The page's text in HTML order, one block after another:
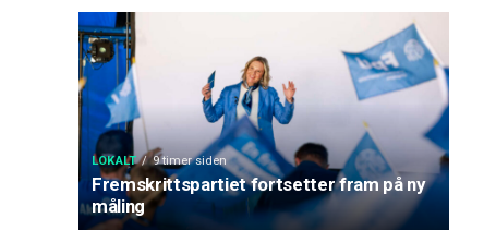
LOKALT 9 timer siden
Fremskrittspartiet fortsetter fram på ny
måling